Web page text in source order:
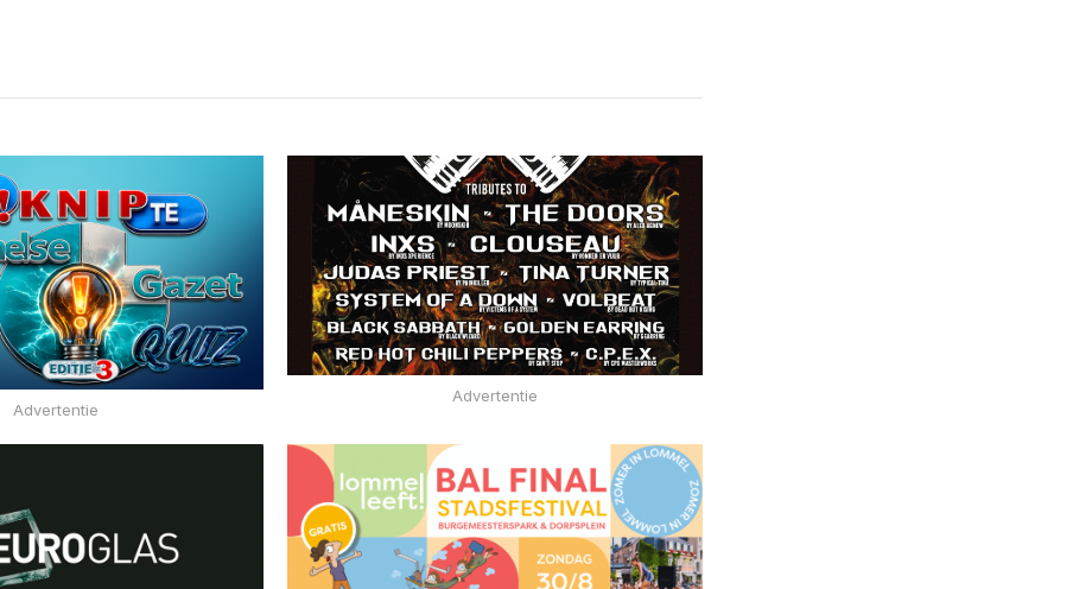
Advertentie
Advertentie